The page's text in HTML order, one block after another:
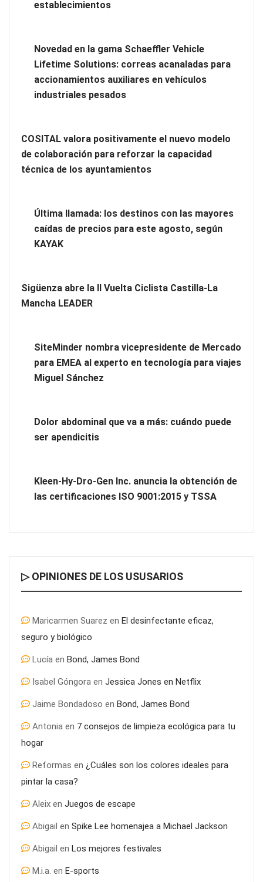
Los estudiantes que cambian a Preply mejoran su motivación,
conectando lonjas con establecimientos
vehículos industriales pesados
colaboración para reforzar la capacidad técnica de los
ayuntamientos
para este agosto, según KAYAK
establecimientos
Novedad en la gama Schaeffler Vehicle
Lifetime Solutions: correas acanaladas para
accionamientos auxiliares en vehículos
industriales pesados
COSITAL valora positivamente el nuevo modelo
de colaboración para reforzar la capacidad
técnica de los ayuntamientos
Última llamada: los destinos con las mayores
caídas de precios para este agosto, según
KAYAK
Sigüenza abre la II Vuelta Ciclista Castilla-La
Mancha LEADER
SiteMinder nombra vicepresidente de Mercado
para EMEA al experto en tecnología para viajes
Miguel Sánchez
Dolor abdominal que va a más: cuándo puede
ser apendicitis
Kleen-Hy-Dro-Gen Inc. anuncia la obtención de
las certificaciones ISO 9001:2015 y TSSA
▷ OPINIONES DE LOS USUSARIOS
Maricarmen Suarez en El desinfectante eficaz,
seguro y biológico
Lucía en Bond, James Bond
Isabel Góngora en Jessica Jones en Netflix
Jaime Bondadoso en Bond, James Bond
Antonia en 7 consejos de limpieza ecológica para tu
hogar
Reformas en ¿Cuáles son los colores ideales para
pintar la casa?
Aleix en Juegos de escape
Abigail en Spike Lee homenajea a Michael Jackson
Abigail en Los mejores festivales
M.i.a. en E-sports